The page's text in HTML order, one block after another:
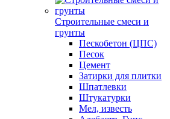
Строительные смеси и
грунты
Пескобетон (ЦПС)
Песок
Цемент
Затирки для плитки
Шпатлевки
Штукатурки
Мел, известь